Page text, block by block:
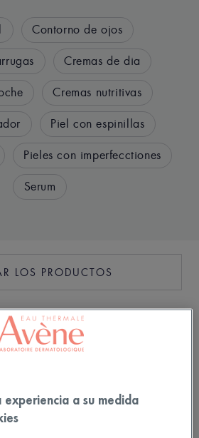
antiarrugas.
Contorno de ojos
Cremas de dia
Cremas nutritivas
Piel con espinillas
Pieles con imperfecctiones
Serum
LOS PRODUCTOS
experiencia a su medida